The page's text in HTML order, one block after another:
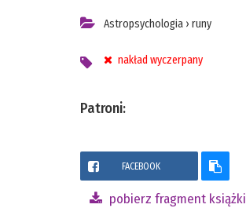
Astropsychologia › runy
nakład wyczerpany
Patroni:
FACEBOOK
pobierz fragment książki